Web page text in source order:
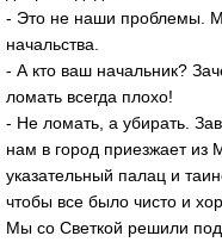
- Это не наши проблемы.
начальства.
- А кто ваш начальник?
ломать всегда плохо!
- Не ломать, а убирать.
нам в город приезжает из
указательный палац и
чтобы все было чисто и
Мы со Светкой решили